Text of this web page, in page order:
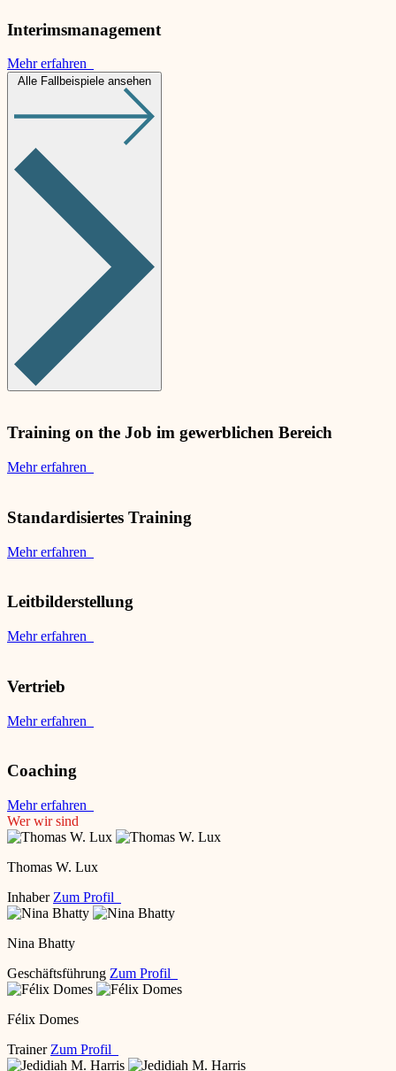
Interimsmanagement
Mehr erfahren
Alle Fallbeispiele ansehen
Training on the Job im gewerblichen Bereich
Mehr erfahren
Standardisiertes Training
Mehr erfahren
Leitbilderstellung
Mehr erfahren
Vertrieb
Mehr erfahren
Coaching
Mehr erfahren
Wer wir sind
Thomas W. Lux
Inhaber Zum Profil
Nina Bhatty
Geschäftsführung Zum Profil
Félix Domes
Trainer Zum Profil